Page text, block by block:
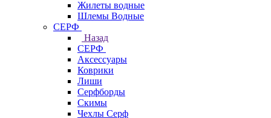
Жилеты водные
Шлемы Водные
СЕРФ
Назад
СЕРФ
Аксессуары
Коврики
Лиши
Серфборды
Скимы
Чехлы Cерф